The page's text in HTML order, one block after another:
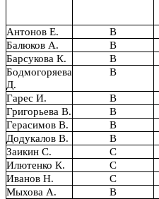
Антонов Е. В
Балюков А.
В
Барсукова К.
В
Бодмогоряева
Д.
В
Гарес И. В
Григорьева В.
В
Герасимов В.
В
Додукалов В.
В
Заикин С.
С
Илютенко К.
С
Иванов Н.
С
Мыхова А.
В